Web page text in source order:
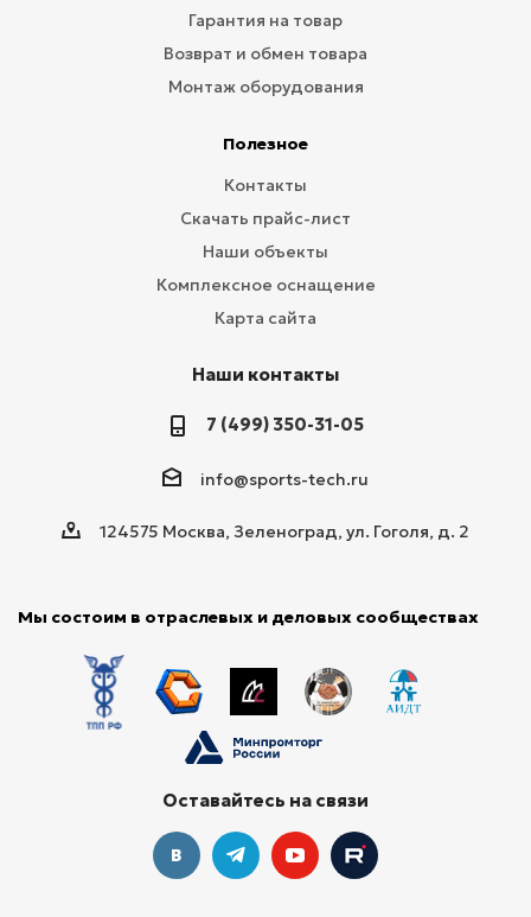
Гарантия на товар
Возврат и обмен товара
Монтаж оборудования
Полезное
Контакты
Скачать прайс-лист
Наши объекты
Комплексное оснащение
Карта сайта
Наши контакты
7 (499) 350-31-05
info@sports-tech.ru
124575 Москва, Зеленоград, ул. Гоголя, д. 2
Мы состоим в отраслевых и деловых сообществах
Оставайтесь на связи